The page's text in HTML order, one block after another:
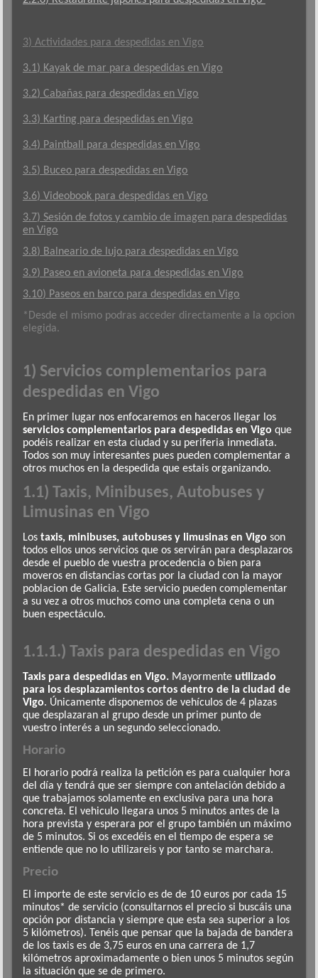
3) Actividades para despedidas en Vigo
3.1) Kayak de mar para despedidas en Vigo
3.2) Cabañas para despedidas en Vigo
3.3) Karting para despedidas en Vigo
3.4) Paintball para despedidas en Vigo
3.5) Buceo para despedidas en Vigo
3.6) Videobook para despedidas en Vigo
3.7) Sesión de fotos y cambio de imagen para despedidas
en Vigo
3.8) Balneario de lujo para despedidas en Vigo
3.9) Paseo en avioneta para despedidas en Vigo
3.10) Paseos en barco para despedidas en Vigo
*Desde el mismo podras acceder directamente a la opcion
elegida.
1) Servicios complementarios para
despedidas en Vigo
En primer lugar nos enfocaremos en haceros llegar los
servicios complementarios para despedidas en Vigoque
podéis realizar en esta ciudad y su periferia inmediata.
Todos son muy interesantes pues pueden complementar a
otros muchos en la despedida que estais organizando.
1.1) Taxis, Minibuses, Autobuses y
Limusinas en Vigo
Los taxis, minibuses, autobuses y limusinas en Vigo son
todos ellos unos servicios que os servirán para desplazaros
desde el pueblo de vuestra procedencia o bien para
moveros en distancias cortas por la ciudad con la mayor
poblacion de Galicia. Este servicio pueden complementar
a su vez a otros muchos como una completa cena o un
buen espectáculo.
1.1.1.) Taxis para despedidas en Vigo
Taxis para despedidas en Vigo. Mayormenteutilizado
para los desplazamientos cortos dentro de la ciudad de
Vigo. Únicamente disponemos de vehículos de 4 plazas
que desplazaran al grupo desde un primer punto de
vuestro interés a un segundo seleccionado.
Horario
El horario podrá realiza la petición es para cualquier hora
del día y tendrá que ser siempre con antelación debido a
que trabajamos solamente en exclusiva para una hora
concreta. El vehiculo llegara unos 5 minutos antes de la
hora prevista y esperara por el grupo también un máximo
de 5 minutos. Si os excedéis en el tiempo de espera se
entiende que no lo utilizareis y por tanto se marchara.
Precio
El importe de este servicio es de de 10 euros por cada 15
minutos* de servicio (consultarnos el precio si buscáis una
opción por distancia y siempre que esta sea superior a los
5 kilómetros). Tenéis que pensar que la bajada de bandera
de los taxis es de 3,75 euros en una carrera de 1,7
kilómetros aproximadamente o bien unos 5 minutos según
la situación que se de primero.